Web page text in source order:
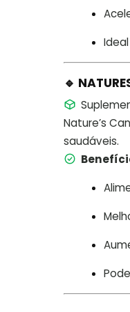
🔹
Nature’s
saudáveis.